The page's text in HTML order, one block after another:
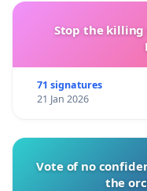
Stop the killing
71 signatures
21 Jan 2026
Vote of no
the